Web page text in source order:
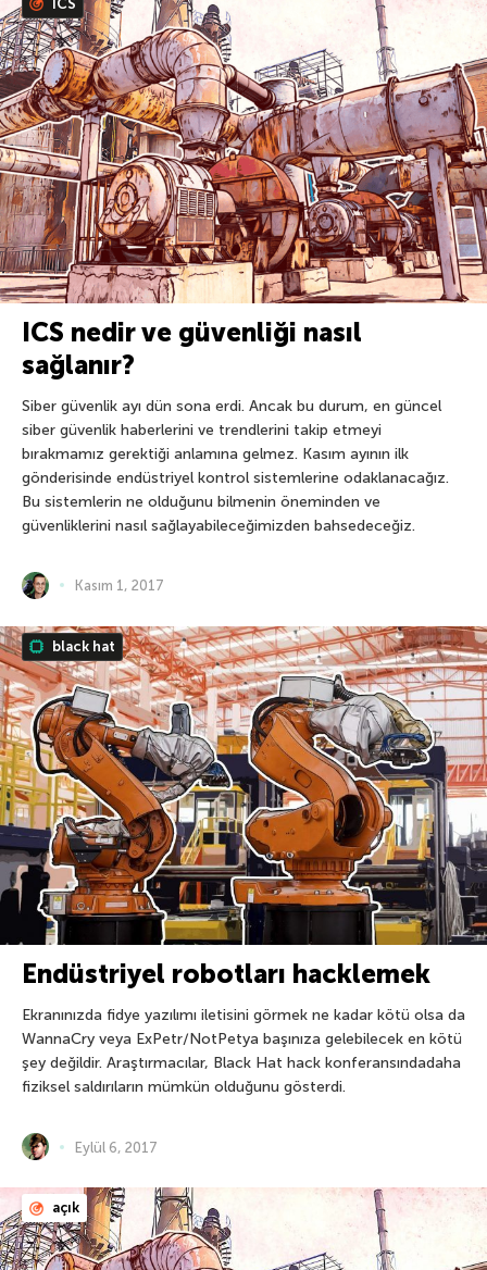
ICS
ICS nedir ve güvenliği nasıl
sağlanır?
Siber güvenlik ayı dün sona erdi. Ancak bu durum, en güncel
siber güvenlik haberlerini ve trendlerini takip etmeyi
bırakmamız gerektiği anlamına gelmez. Kasım ayının ilk
gönderisinde endüstriyel kontrol sistemlerine odaklanacağız.
Bu sistemlerin ne olduğunu bilmenin öneminden ve
güvenliklerini nasıl sağlayabileceğimizden bahsedeceğiz.
Kasım 1, 2017
black hat
Endüstriyel robotları hacklemek
Ekranınızda fidye yazılımı iletisini görmek ne kadar kötü olsa da
WannaCry veya ExPetr/NotPetya başınıza gelebilecek en kötü
şey değildir. Araştırmacılar, Black Hat hack konferansındadaha
fiziksel saldırıların mümkün olduğunu gösterdi.
Eylül 6, 2017
açık